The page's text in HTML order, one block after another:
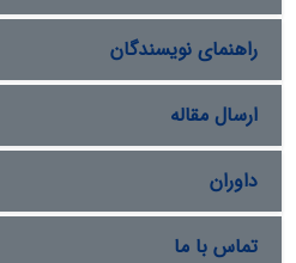
راهنمای نویسندگان
ارسال مقاله
داوران
تماس با ما